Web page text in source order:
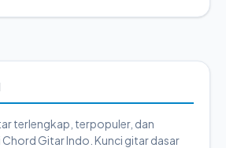
terlengkap, terpopuler, dan
Gitar Indo. Kunci gitar dasar